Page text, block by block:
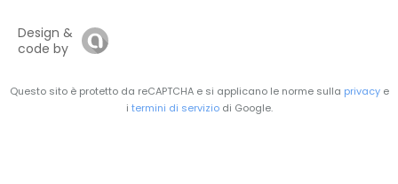
Design &
code by
Questo sito è protetto da reCAPTCHA e si applicano le norme sulla privacye
i termini di serviziodi Google.